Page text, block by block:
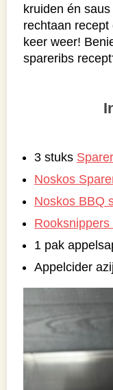
kruiden én
rechtaan
keer weer!
spareribs
3 stuks
Noskos
Noskos BBQ
Rooksnippers
1 pak
Appelcider